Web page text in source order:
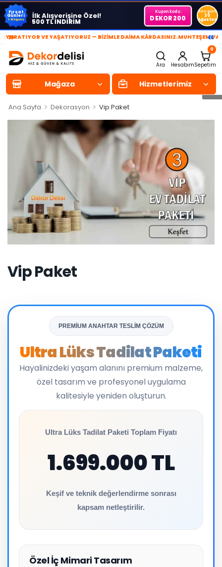
Fırsat
Günleri
1-30 Ağustos İlk Alışverişine Özel!
500 TL İNDİRİM
Kupon kodu:
DEKOR200
Son gün
30
Ağustos
» VE YAŞATIYORUZ — BİZİMLE DAİMA KÂRDASINIZ.MUHTEŞEM «
Ara Hesabım
0
Sepetim
Mağaza Hizmetlerimiz
Ana Sayfa > Dekorasyon > Vip Paket
Vip Paket
PREMİUM ANAHTAR TESLİM ÇÖZÜM
Ultra Lüks Tadilat Paketi
Hayalinizdeki yaşam alanını premium malzeme,
özel tasarım ve profesyonel uygulama
kalitesiyle yeniden oluşturun.
Ultra Lüks Tadilat Paketi Toplam Fiyatı
1.699.000 TL
Keşif ve teknik değerlendirme sonrası
kapsam netleştirilir.
Özel İç Mimari Tasarım